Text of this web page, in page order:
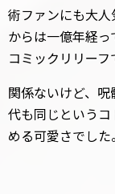
術ファンにも大
からは一億年経
コミックリリーフ
関係ないけど、
代も同じという
める可愛さでした。